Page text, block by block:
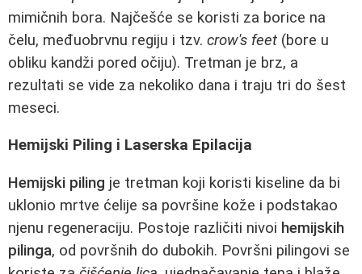
mimičnih bora. Najčešće se koristi za borice na
čelu, međuobrvnu regiju i tzv. crow's feet (bore u
obliku kandži pored očiju). Tretman je brz, a
rezultati se vide za nekoliko dana i traju tri do šest
meseci.
Hemijski Piling i Laserska Epilacija
Hemijski piling je tretman koji koristi kiseline da bi
uklonio mrtve ćelije sa površine kože i podstakao
njenu regeneraciju. Postoje različiti nivoi hemijskih
pilinga, od površnih do dubokih. Površni pilingovi se